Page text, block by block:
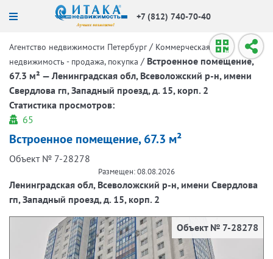
+7 (812) 740-70-40
Агентство недвижимости Петербург / Коммерческая
недвижимость - продажа, покупка / Встроенное помещение,
67.3 м² — Ленинградская обл, Всеволожский р-н, имени
Свердлова гп, Западный проезд, д. 15, корп. 2
Статистика просмотров:
65
Встроенное помещение, 67.3 м²
Объект № 7-28278
Размещен: 08.08.2026
Ленинградская обл, Всеволожский р-н, имени Свердлова
гп, Западный проезд, д. 15, корп. 2
Объект № 7-28278